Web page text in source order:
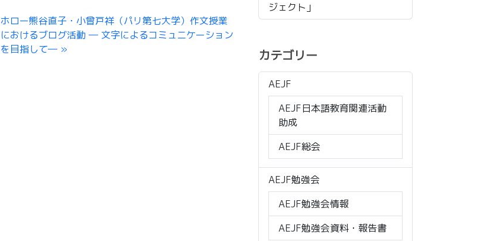
ホロー熊谷直子・小曾戸祥（パリ第七大学）作文授業
におけるブログ活動 ― 文字によるコミュニケーション
を目指して―
ジェクト」
カテゴリー
AEJF
AEJF日本語教育関連活動
助成
AEJF総会
AEJF勉強会
AEJF勉強会情報
AEJF勉強会資料・報告書